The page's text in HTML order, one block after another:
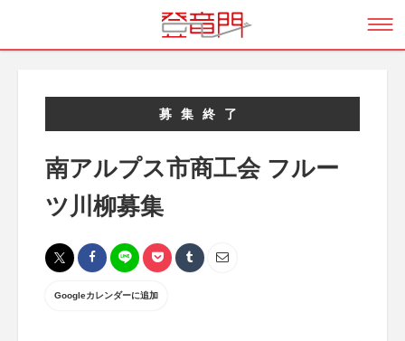
募集終了
南アルプス市商工会 フルー
ツ川柳募集
Googleカレンダーに追加